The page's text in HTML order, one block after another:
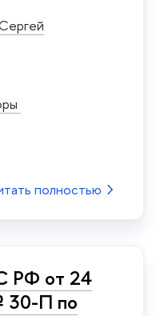
полностью
РФ от 24
30-П по